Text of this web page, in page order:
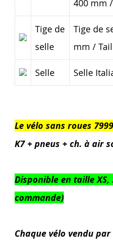
400 mm
Tige de
selle
Tige de
mm /
Selle Selle
Le vélo sans roues
K7 + pneus + ch. à air
Disponible en taille
commande)
Chaque vélo vendu